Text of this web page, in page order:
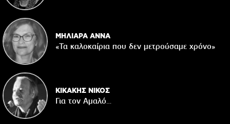
ΜΗΛΙΑΡΑ ΑΝΝΑ
«Τα καλοκαίρια που δεν μετρούσαμε χρόνο»
ΚΙΚΑΚΗΣ ΝΙΚΟΣ
Για τον Αμαλό…